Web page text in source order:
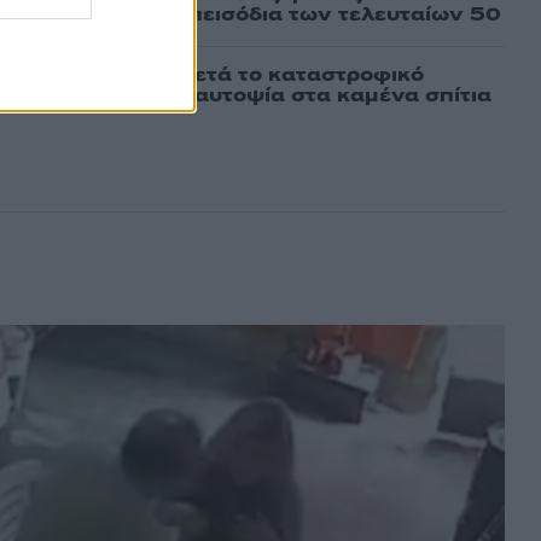
τα ισχυρότερα επεισόδια των τελευταίων 50
Πόρτο Γερμενό μετά το καταστροφικό
– Ξεκίνησε η αυτοψία στα καμένα σπίτια